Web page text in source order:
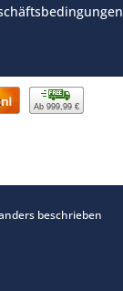
Ab 999,99 €
beschrieben